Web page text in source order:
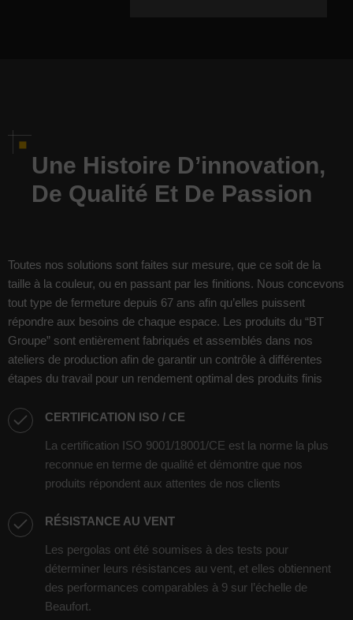
Une Histoire D’innovation,
De Qualité Et De Passion
Toutes nos solutions sont faites sur mesure, que ce soit de la
taille à la couleur, ou en passant par les finitions. Nous concevons
tout type de fermeture depuis 67 ans afin qu’elles puissent
répondre aux besoins de chaque espace. Les produits du “BT
Groupe” sont entièrement fabriqués et assemblés dans nos
ateliers de production afin de garantir un contrôle à différentes
étapes du travail pour un rendement optimal des produits finis
CERTIFICATION ISO / CE
La certification ISO 9001/18001/CE est la norme la plus
reconnue en terme de qualité et démontre que nos
produits répondent aux attentes de nos clients
RÉSISTANCE AU VENT
Les pergolas ont été soumises à des tests pour
déterminer leurs résistances au vent, et elles obtiennent
des performances comparables à 9 sur l’échelle de
Beaufort.